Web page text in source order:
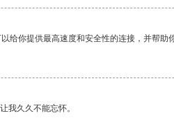
给你提供最高速度和安全性的连接，并帮助
我久久不能忘怀。